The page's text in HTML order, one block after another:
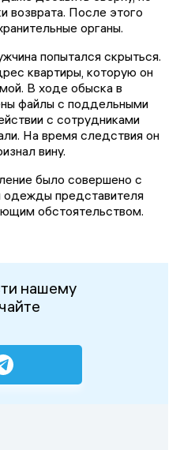
возврата. После этого
органы.
попытался скрыться.
квартиры, которую он
В ходе обыска в
файлы с поддельными
с сотрудниками
На время следствия он
вину.
было совершено с
одежды представителя
обстоятельством.
нашему